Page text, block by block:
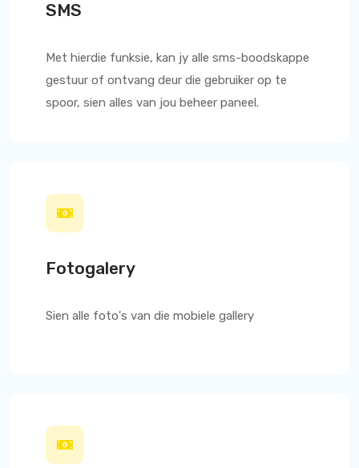
SMS
Met hierdie funksie, kan jy alle sms-boodskappe
gestuur of ontvang deur die gebruiker op te
spoor, sien alles van jou beheer paneel.
Fotogalery
Sien alle foto's van die mobiele gallery